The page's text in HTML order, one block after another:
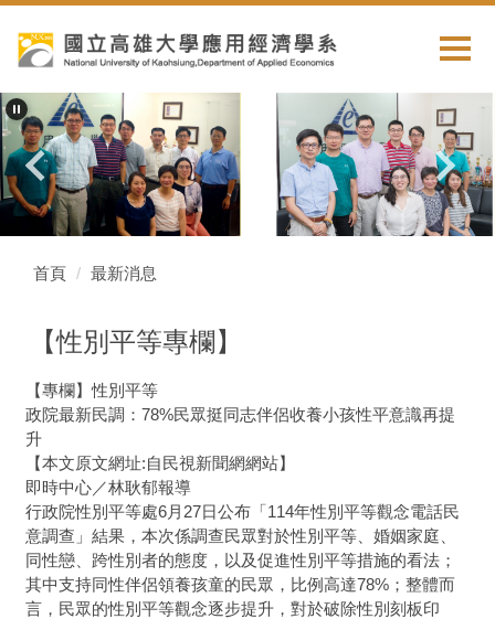
到
主
要
內
容
區
首頁 最新消息
【性別平等專欄】
【專欄】性別平等
政院最新民調：78%民眾挺同志伴侶收養小孩性平意識再提
升
【本文原文網址:自民視新聞網網站】
即時中心／林耿郁報導
行政院性別平等處6月27日公布「114年性別平等觀念電話民
意調查」結果，本次係調查民眾對於性別平等、婚姻家庭、
同性戀、跨性別者的態度，以及促進性別平等措施的看法；
其中支持同性伴侶領養孩童的民眾，比例高達78%；整體而
言，民眾的性別平等觀念逐步提升，對於破除性別刻板印